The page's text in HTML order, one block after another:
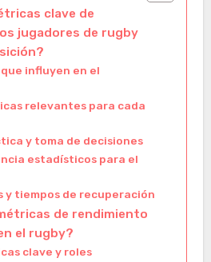
clave de
jugadores de rugby
influyen en el
relevantes para cada
y toma de decisiones
estadísticos para el
y tiempos de recuperación
de rendimiento
el rugby?
clave y roles